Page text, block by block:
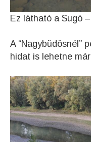
Ez látható a Sugó
A “Nagybüdösnél”
hidat is lehetne